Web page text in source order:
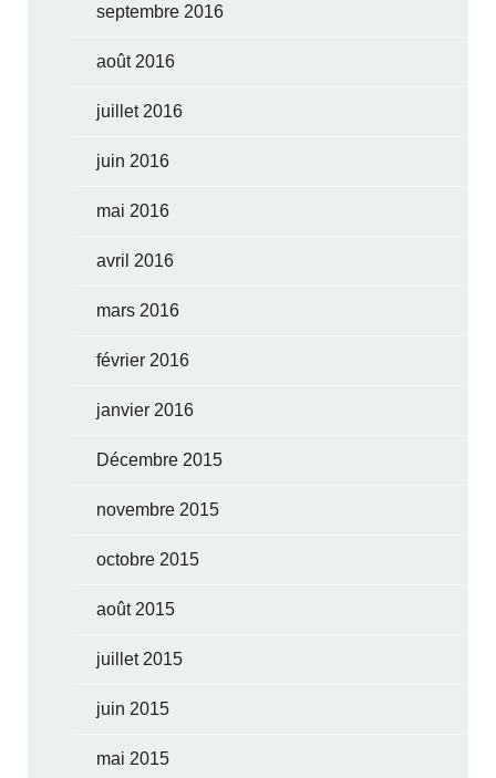
septembre 2016
août 2016
juillet 2016
juin 2016
mai 2016
avril 2016
mars 2016
février 2016
janvier 2016
Décembre 2015
novembre 2015
octobre 2015
août 2015
juillet 2015
juin 2015
mai 2015